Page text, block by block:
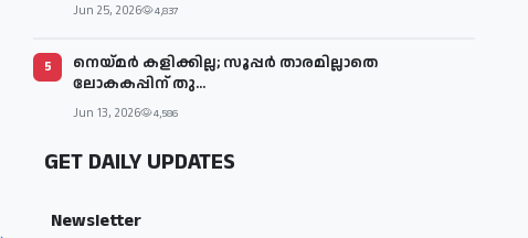
Jun 25, 2026 4,837
5
നെയ്മര്‍ കളിക്കില്ല; സൂപ്പര്‍ താരമില്ലാതെ
ലോകകപ്പിന് തു...
Jun 13, 2026 4,586
GET DAILY UPDATES
Newsletter